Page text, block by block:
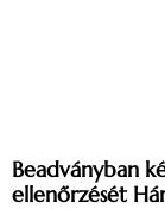
Beadványban
ellenőrzését